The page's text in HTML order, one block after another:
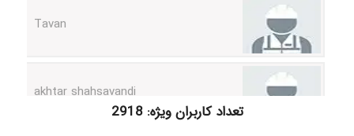
kimiya zirakpoor تعداد کاربران ویژه: 2918